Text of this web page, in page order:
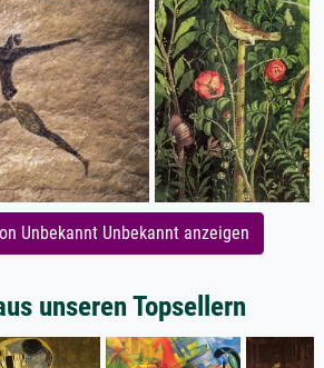
Unbekannt Unbekannt anzeigen
unseren Topsellern